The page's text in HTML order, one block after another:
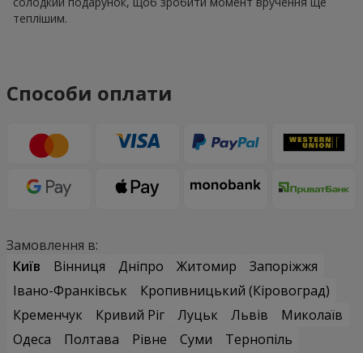
теплішим.
Способи оплати
Замовлення в:
Київ
Вінниця Дніпро Житомир
Запоріжжя
Івано-Франківськ
Кропивницький (Кіровоград)
Кременчук
Кривий Ріг Луцьк Львів
Миколаїв
Одеса
Полтава Рівне Суми
Тернопіль